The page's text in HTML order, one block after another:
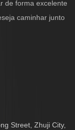
de forma excelente
caminhar junto
Street, Zhuji City,